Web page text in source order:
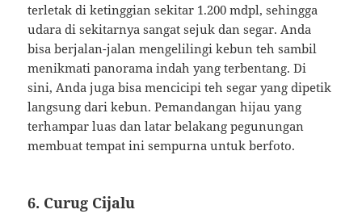
terletak di ketinggian sekitar 1.200 mdpl, sehingga
udara di sekitarnya sangat sejuk dan segar. Anda
bisa berjalan-jalan mengelilingi kebun teh sambil
menikmati panorama indah yang terbentang. Di
sini, Anda juga bisa mencicipi teh segar yang dipetik
langsung dari kebun. Pemandangan hijau yang
terhampar luas dan latar belakang pegunungan
membuat tempat ini sempurna untuk berfoto.
6. Curug Cijalu